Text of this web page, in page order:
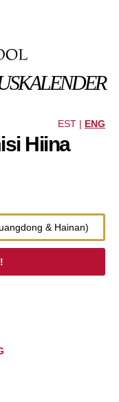
EST | ENG
Hiina
& Hainan)